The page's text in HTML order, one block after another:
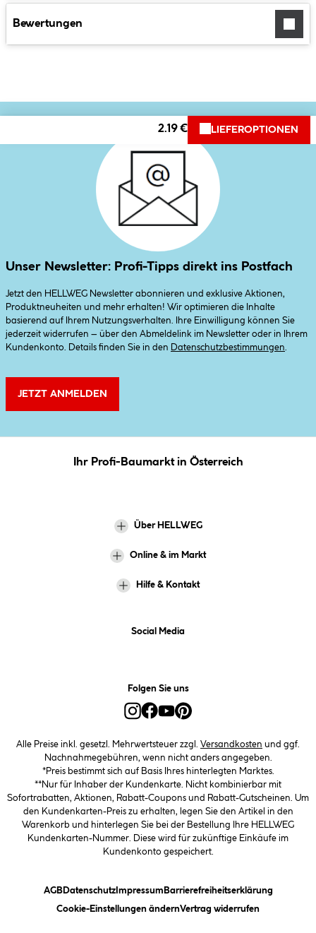
Bewertungen
2.19 € LIEFEROPTIONEN
Unser Newsletter: Profi-Tipps direkt ins Postfach
Jetzt den HELLWEG Newsletter abonnieren und exklusive Aktionen,
Produktneuheiten und mehr erhalten! Wir optimieren die Inhalte
basierend auf Ihrem Nutzungsverhalten. Ihre Einwilligung können Sie
jederzeit widerrufen – über den Abmeldelink im Newsletter oder in Ihrem
Kundenkonto. Details finden Sie in den
Datenschutzbestimmungen
JETZT ANMELDEN
Ihr Profi-Baumarkt in Österreich
Über HELLWEG
Online & im Markt
Hilfe & Kontakt
Social Media
Folgen Sie uns
Alle Preise inkl. gesetzl. Mehrwertsteuer zzgl. Versandkosten und ggf.
Nachnahmegebühren, wenn nicht anders angegeben.
*Preis bestimmt sich auf Basis Ihres hinterlegten Marktes.
**Nur für Inhaber der Kundenkarte. Nicht kombinierbar mit
Sofortrabatten, Aktionen, Rabatt-Coupons und Rabatt-Gutscheinen. Um
den Kundenkarten-Preis zu erhalten, legen Sie den Artikel in den
Warenkorb und hinterlegen Sie bei der Bestellung Ihre HELLWEG
Kundenkarten-Nummer. Diese wird für zukünftige Einkäufe im
Kundenkonto gespeichert.
AGB(öffnet ein Dialogfeld)
Datenschutz(öffnet ein Dialogfeld)
Impressum(öffnet ein Dialogfeld)
Barrierefreiheitserklärung(öffnet
Cookie-Einstellungen ändern(öffnet ein Dialogfeld)
Vertrag widerrufen